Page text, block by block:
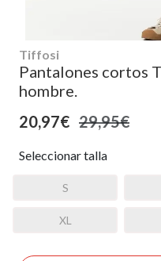
Tiffosi
Pantalones cortos
hombre.
20,97€ 29,95€
Seleccionar talla
S
XL